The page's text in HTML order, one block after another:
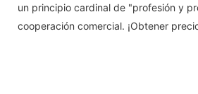
un principio cardinal de "profesión y
cooperación comercial. ¡Obtener